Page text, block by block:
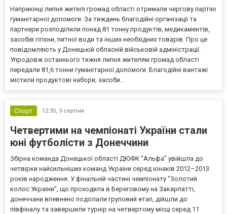
Наприкінці липня жителі громад області отримали чергову партію
гуманітарної допомоги. За тиждень благодійні організації та
партнери розподілили понад 81 тонну продуктів, медикаментів,
засобів гігієни, питної води та інших необхідних товарів. Про це
повідомляють у Донецькій обласній військовій адміністрації.
Упродовж останнього тижня липня жителям громад області
передали 81,6 тонни гуманітарної допомоги. Благодійні вантажі
містили продуктові набори, засоби...
Спорт 12:35, 3 серпня
Четвертими на чемпіонаті України стали
юні футболісти з Донеччини
Збірна команда Донецької області ДЮФК “Альфа” увійшла до
четвірки найсильніших команд України серед юнаків 2012–2013
років народження. У фінальній частині чемпіонату “Золотий
колос України”, що проходила в Береговому на Закарпатті,
донеччани впевнено подолали груповий етап, дійшли до
півфіналу та завершили турнір на четвертому місці серед 11